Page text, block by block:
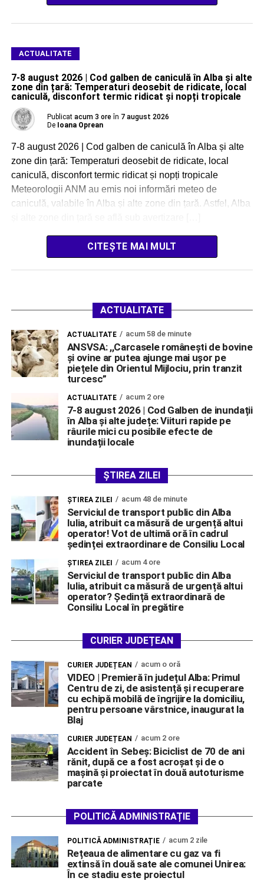
ACTUALITATE
7-8 august 2026 | Cod galben de caniculă în Alba și alte
zone din țară: Temperaturi deosebit de ridicate, local
caniculă, disconfort termic ridicat și nopți tropicale
Publicat acum 3 ore în 7 august 2026
De Ioana Oprean
7-8 august 2026 | Cod galben de caniculă în Alba și alte
zone din țară: Temperaturi deosebit de ridicate, local
caniculă, disconfort termic ridicat și nopți tropicale
Meteorologii ANM au emis noi informări meteo de
caniculă, valabile în Alba și alte zone din țară. Astfel, Alba
CITEȘTE MAI MULT
ACTUALITATE
ACTUALITATE acum 58 de minute
ANSVSA: ,,Carcasele românești de bovine
și ovine ar putea ajunge mai ușor pe
piețele din Orientul Mijlociu, prin tranzit
turcesc”
ACTUALITATE acum 2 ore
7-8 august 2026 | Cod Galben de inundații
în Alba și alte județe: Viituri rapide pe
râurile mici cu posibile efecte de
inundații locale
ȘTIREA ZILEI
ŞTIREA ZILEI acum 48 de minute
Serviciul de transport public din Alba
Iulia, atribuit ca măsură de urgență altui
operator! Vot de ultimă oră în cadrul
ședinței extraordinare de Consiliu Local
ŞTIREA ZILEI acum 4 ore
Serviciul de transport public din Alba
Iulia, atribuit ca măsură de urgență altui
operator? Ședință extraordinară de
Consiliu Local în pregătire
CURIER JUDEȚEAN
CURIER JUDEȚEAN acum o oră
VIDEO | Premieră în județul Alba: Primul
Centru de zi, de asistență și recuperare
cu echipă mobilă de îngrijire la domiciliu,
pentru persoane vârstnice, inaugurat la
Blaj
CURIER JUDEȚEAN acum 2 ore
Accident în Sebeș: Biciclist de 70 de ani
rănit, după ce a fost acroșat și de o
mașină și proiectat în două autoturisme
parcate
POLITICĂ ADMINISTRAȚIE
POLITICĂ ADMINISTRAȚIE acum 2 zile
Rețeaua de alimentare cu gaz va fi
extinsă în două sate ale comunei Unirea:
În ce stadiu este proiectul